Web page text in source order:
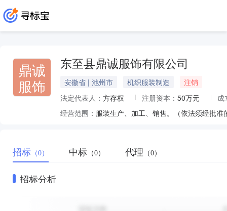
鼎诚
服饰
东至县鼎诚服饰有限公司
安徽省 | 池州市 机织服装制造
注销
法定代表人： 方存权 注册资本： 50万元
成
经营范围： 服装生产、加工、销售。（依法须经批
招标 （0） 中标 （0） 代理 （0）
招标分析